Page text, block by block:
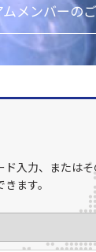
ムメンバーの
ド入力、または
ます。